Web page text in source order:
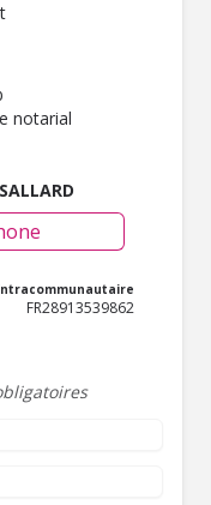
notarial
FR28913539862